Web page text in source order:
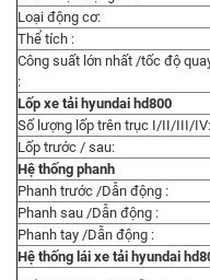
Loại động cơ:
Thể tích :
Công suất lớn nhất /tốc độ
:
Lốp xe tải hyundai hd800
Số lượng lốp trên trục I/II/III/IV:
Lốp trước / sau:
Hệ thống phanh
Phanh trước /Dẫn động :
Phanh sau /Dẫn động :
Phanh tay /Dẫn động :
Hệ thống lái xe tải hyundai